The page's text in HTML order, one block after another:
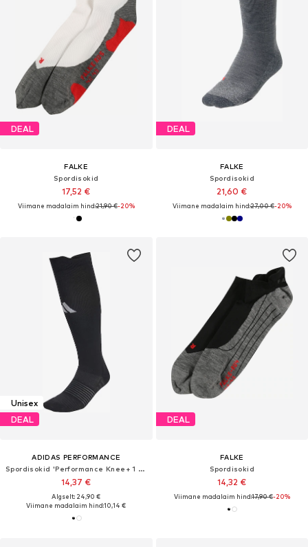
DEAL
FALKE
Spordisokid
17,52 €
Viimane madalaim hind:21,90 €-20%
DEAL
FALKE
Spordisokid
21,60 €
Viimane madalaim hind:27,00 €-20%
Unisex
DEAL
ADIDAS PERFORMANCE
Spordisokid 'Performance Knee+ 1 Pair'
14,37 €
Algselt: 24,90 €
Viimane madalaim hind:10,14 €
DEAL
FALKE
Spordisokid
14,32 €
Viimane madalaim hind:17,90 €-20%